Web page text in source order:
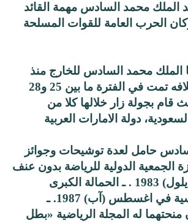
الملك محمد السادس مهمة القائد
الحرب العامة للقوات المسلحة
الملك محمد السادس للخارج منذ
اعتلائه عرش أسلافه تمت في الفترة ما بين 25 و28
1999 حيث قام بجولة زار خلالها كلا من
دولة الامارات العربية
حامل لعدة توشيحات وجوائز
الجمعية الدولية للرياضة بدون عنف
في 11 سبتمبر (ايلول) 1983 . ـ الحمالة الكبرى
للجمهورية التونسية في اغسطس (آب) 1987. ـ
منحتهما له المجلة الرياضية «بطل